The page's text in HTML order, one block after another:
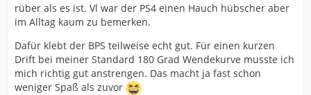
rüber als es ist. Vl war der PS4 einen Hauch hübscher aber
im Alltag kaum zu bemerken.
Dafür klebt der BPS teilweise echt gut. Für einen kurzen
Drift bei meiner Standard 180 Grad Wendekurve musste ich
mich richtig gut anstrengen. Das macht ja fast schon
weniger Spaß als zuvor